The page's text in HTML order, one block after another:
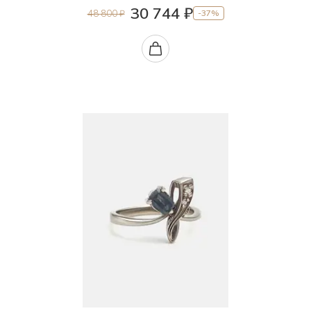
48 800 ₽ 30 744 ₽ -37%